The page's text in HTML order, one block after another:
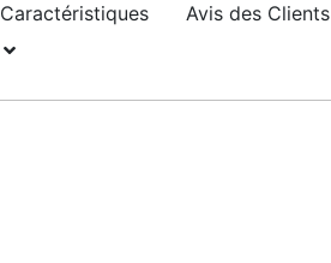
Caractéristiques
Avis des Clients